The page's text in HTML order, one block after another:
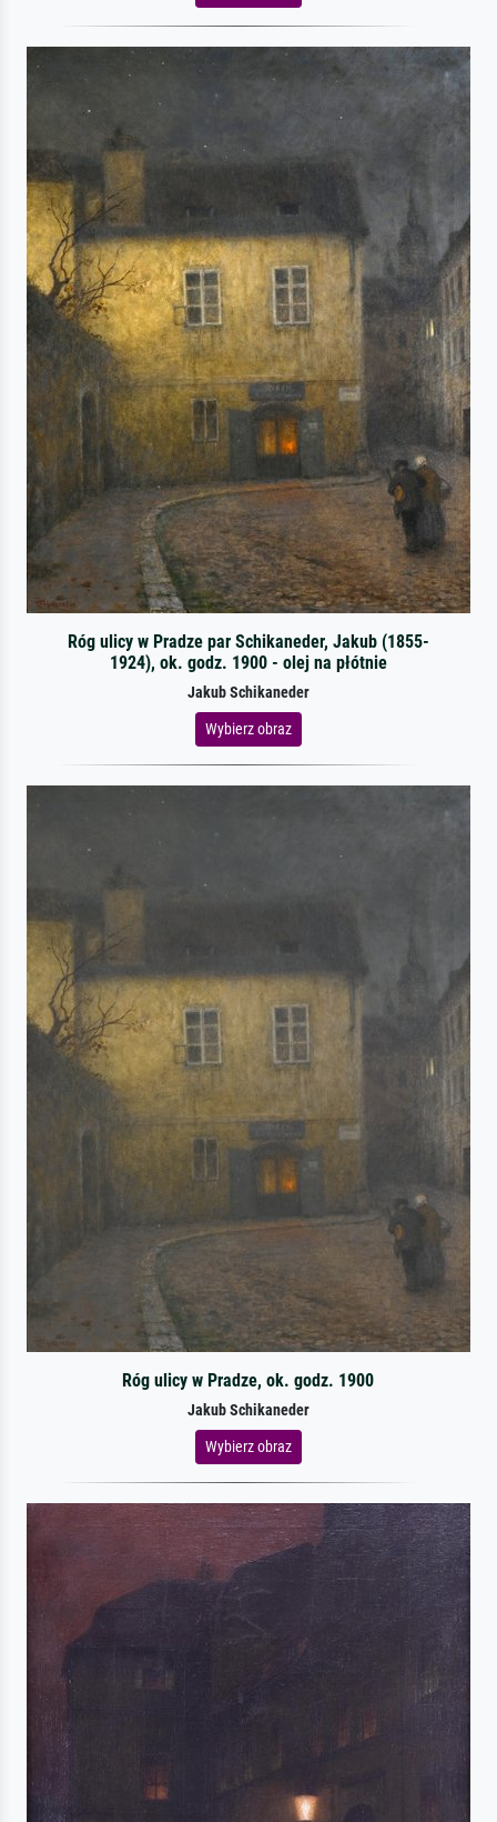
Róg ulicy w Pradze par Schikaneder, Jakub (1855-
1924), ok. godz. 1900 - olej na płótnie
Jakub Schikaneder
Wybierz obraz
Róg ulicy w Pradze, ok. godz. 1900
Jakub Schikaneder
Wybierz obraz